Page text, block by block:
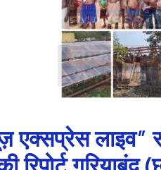
एक्सप्रेस लाइव”